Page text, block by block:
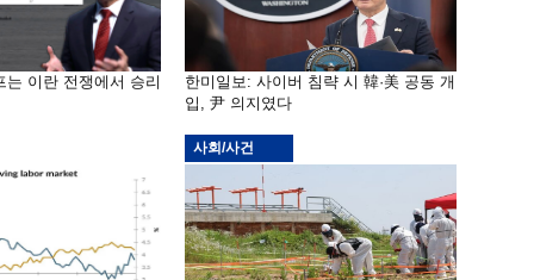
는 이란 전쟁에서 승리
한미일보: 사이버 침략 시 韓·美 공동 개
입, 尹 의지였다
사회/사건